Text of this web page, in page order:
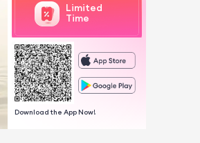
Limited
Time
Download the App Now!